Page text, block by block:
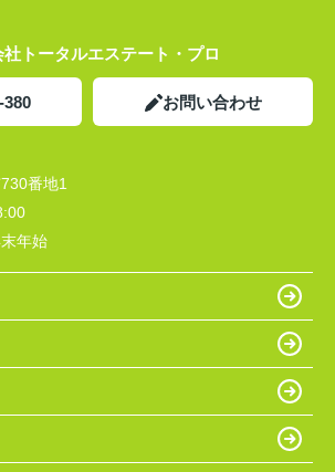
社トータルエステート・プロ
380 お問い合わせ
番地1
年始